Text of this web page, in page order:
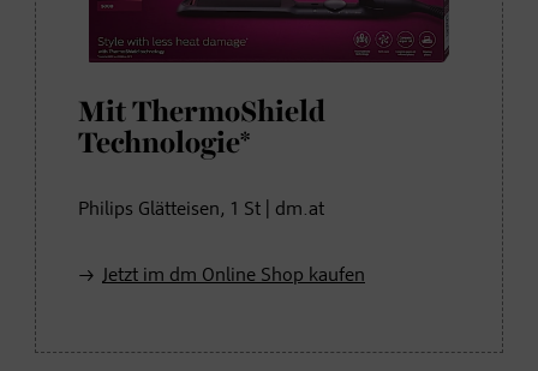
Mit ThermoShield
Technologie*
Philips Glätteisen, 1 St | dm.at
Jetzt im dm Online Shop kaufen